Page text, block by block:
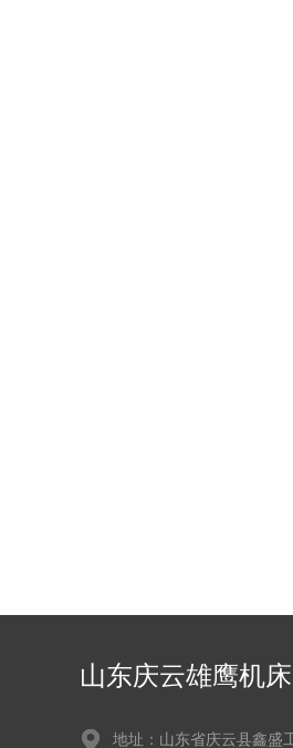
山东庆云雄鹰机
地址：山东省庆云县鑫盛